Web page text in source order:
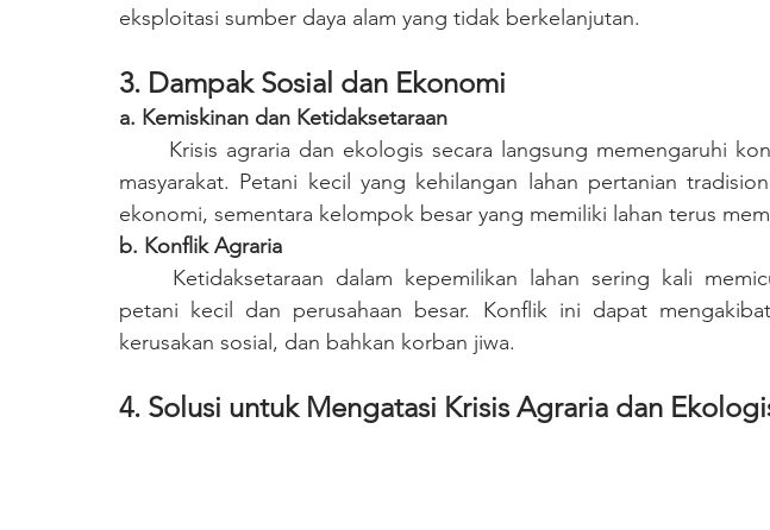
eksploitasi sumber daya alam yang tidak berkelanjutan.
3. Dampak Sosial dan Ekonomi
a. Kemiskinan dan Ketidaksetaraan
masyarakat. Petani kecil yang kehilangan lahan pertanian
ekonomi, sementara kelompok besar yang memiliki lahan terus
b. Konflik Agraria
petani kecil dan perusahaan besar. Konflik ini dapat
kerusakan sosial, dan bahkan korban jiwa.
4. Solusi untuk Mengatasi Krisis Agraria dan